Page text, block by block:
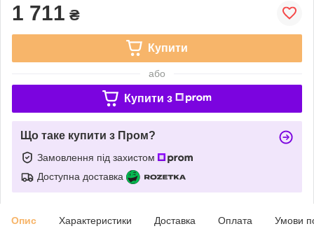
1 711 ₴
Купити
або
Купити з
Що таке купити з Пром?
Замовлення під захистом
Доступна доставка
Опис Характеристики Доставка Оплата Умови